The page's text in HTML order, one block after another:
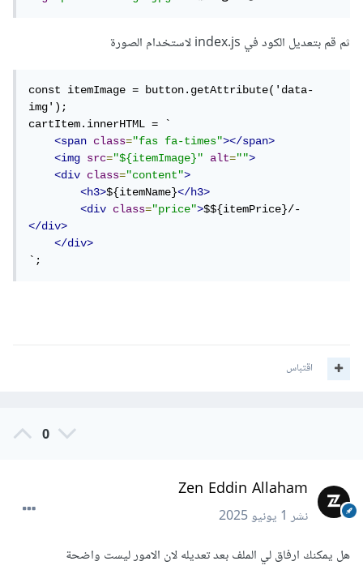
ثم قم بتعديل الكود في index.js لاستخدام الصورة
const itemImage = button.getAttribute('data-
img');
cartItem.innerHTML = `
<span
class="fas fa-times"></span>
<img
src="${itemImage}" alt="">
<div
class="content">
<h3>${itemName}</h3>
<div
class="price">$${itemPrice}/-
</div>
</div>
`;
اقتباس
0
Zen Eddin Allaham
نشر1 يونيو 2025
هل يمكنك ارفاق لي الملف بعد تعديله لان الامور ليست واضحة